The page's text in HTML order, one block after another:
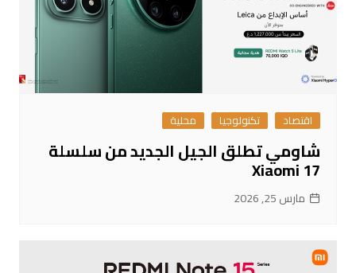
اقتصاد تكنولوجيا محلية
شاومي تطلق الجيل الجديد من سلسلة
Xiaomi 17
مارس 25, 2026